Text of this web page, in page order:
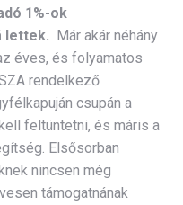
1%-ok
lettek. Már akár néhány
éves, és folyamatos
rendelkező
csupán a
feltüntetni, és máris a
Elsősorban
nincsen még
támogatnának